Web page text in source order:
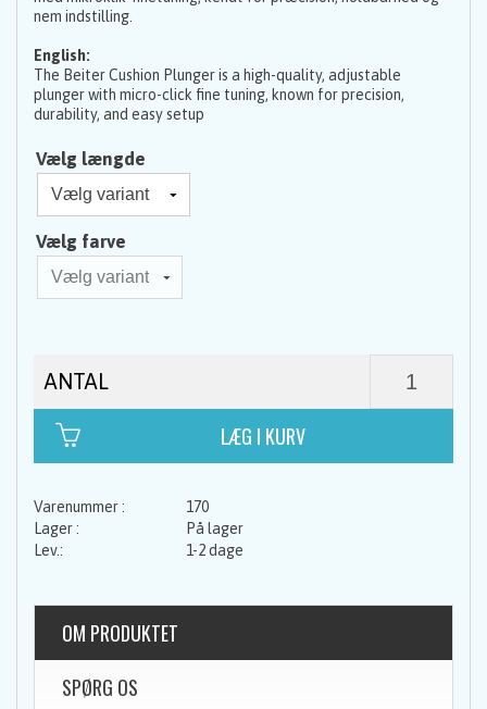
nem indstilling.
English:
The Beiter Cushion Plunger is a high-quality, adjustable
plunger with micro-click fine tuning, known for precision,
durability, and easy setup
Vælg længde
Vælg farve
ANTAL
170
På lager
1-2 dage
OM PRODUKTET
SPØRG OS